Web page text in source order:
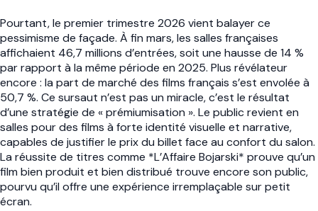
Pourtant, le premier trimestre 2026 vient balayer ce
pessimisme de façade. À fin mars, les salles françaises
affichaient 46,7 millions d’entrées, soit une hausse de 14 %
par rapport à la même période en 2025. Plus révélateur
encore : la part de marché des films français s’est envolée à
50,7 %. Ce sursaut n’est pas un miracle, c’est le résultat
d’une stratégie de « prémiumisation ». Le public revient en
salles pour des films à forte identité visuelle et narrative,
capables de justifier le prix du billet face au confort du salon.
La réussite de titres comme *L’Affaire Bojarski* prouve qu’un
film bien produit et bien distribué trouve encore son public,
pourvu qu’il offre une expérience irremplaçable sur petit
écran.